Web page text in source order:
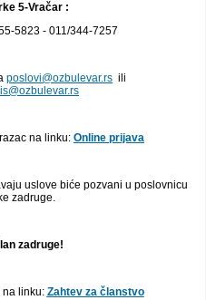
5-Vračar :
5823 - 011/344-7257
poslovi@ozbulevar.rs ili
na linku: Online prijava
uslove biće pozvani u poslovnicu
zadruge.
zadruge!
na linku: Zahtev za članstvo